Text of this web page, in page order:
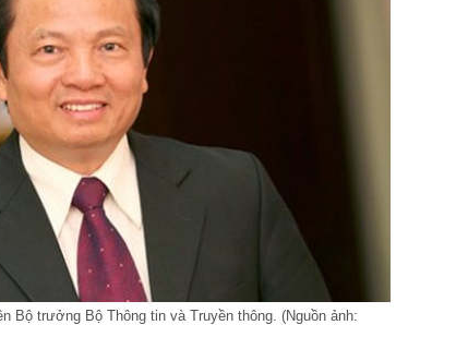
Bộ trưởng Bộ Thông tin và Truyền thông. (Nguồn ảnh: